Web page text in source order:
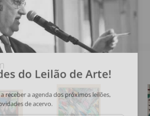
do Leilão de Arte!
receber a agenda dos próximos leilões,
de acervo.